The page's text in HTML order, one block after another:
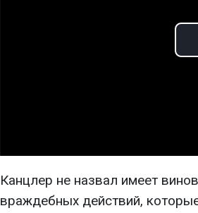
Канцлер не назвал имеет
враждебных действий,